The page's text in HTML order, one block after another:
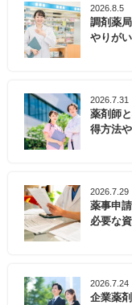
2026.8.5
調剤薬
やりが
2026.7.31
薬剤師
得方法
2026.7.29
薬事申
必要な
2026.7.24
企業薬